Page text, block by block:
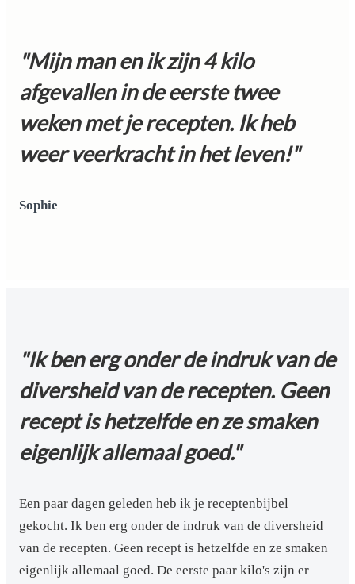
"Mijn man en ik zijn 4 kilo
afgevallen in de eerste twee
weken met je recepten. Ik heb
weer veerkracht in het leven!"
Sophie
"Ik ben erg onder de indruk van de
diversheid van de recepten. Geen
recept is hetzelfde en ze smaken
eigenlijk allemaal goed."
Een paar dagen geleden heb ik je receptenbijbel
gekocht. Ik ben erg onder de indruk van de diversheid
van de recepten. Geen recept is hetzelfde en ze smaken
eigenlijk allemaal goed. De eerste paar kilo's zijn er